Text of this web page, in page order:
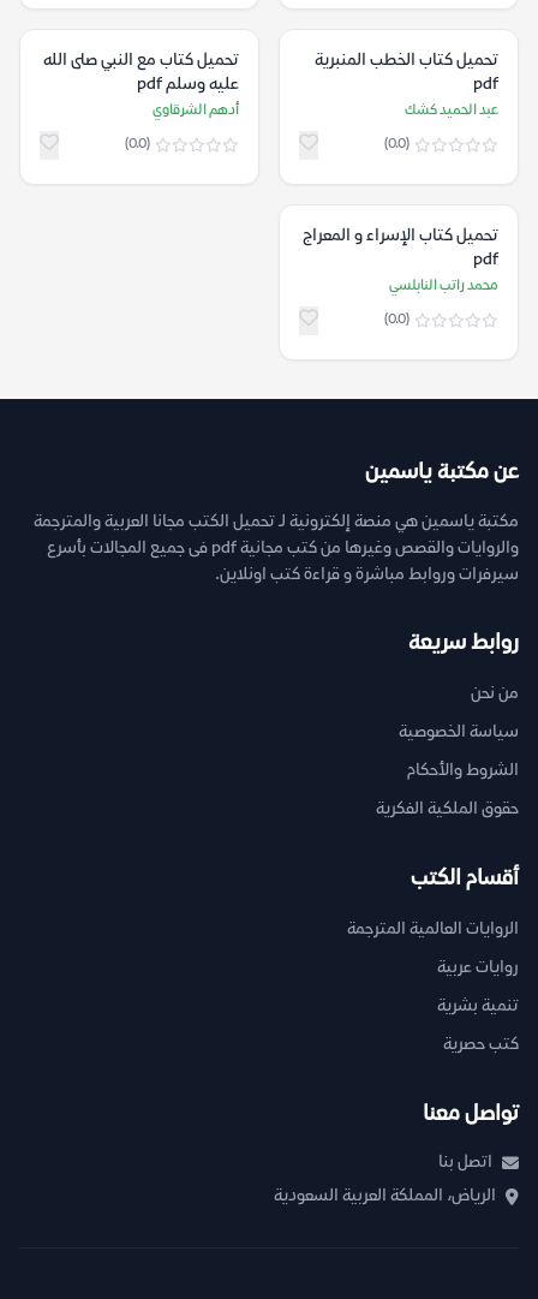
تحميل كتاب الخطب المنبرية
pdf
عبد الحميد كشك
(0.0)
تحميل كتاب مع النبي صلى الله
عليه وسلم pdf
أدهم الشرقاوي
(0.0)
تحميل كتاب الإسراء و المعراج
pdf
محمد راتب النابلسي
(0.0)
عن مكتبة ياسمين
مكتبة ياسمين هي منصة إلكترونية لـ تحميل الكتب مجانا العربية والمترجمة
والروايات والقصص وغيرها من كتب مجانية pdf فى جميع المجالات بأسرع
سيرفرات وروابط مباشرة و قراءة كتب اونلاين.
روابط سريعة
من نحن
سياسة الخصوصية
الشروط والأحكام
حقوق الملكية الفكرية
أقسام الكتب
الروايات العالمية المترجمة
روايات عربية
تنمية بشرية
كتب حصرية
تواصل معنا
اتصل بنا
الرياض، المملكة العربية السعودية